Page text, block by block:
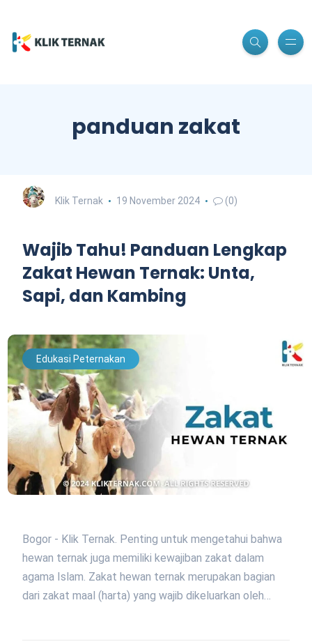
panduan zakat
Klik Ternak 19 November 2024 (0)
Wajib Tahu! Panduan Lengkap
Zakat Hewan Ternak: Unta,
Sapi, dan Kambing
Edukasi Peternakan
Bogor - Klik Ternak. Penting untuk mengetahui bahwa
hewan ternak juga memiliki kewajiban zakat dalam
agama Islam. Zakat hewan ternak merupakan bagian
dari zakat maal (harta) yang wajib dikeluarkan oleh…